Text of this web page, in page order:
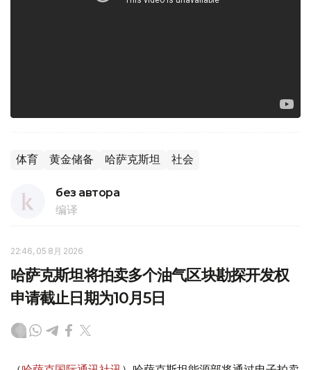
体育 黄金储备 哈萨克斯坦 社会
без автора
编译
22:46, 05 8月 2026
哈萨克斯坦将拍卖多个油气区块勘探开发权
申请截止日期为10月5日